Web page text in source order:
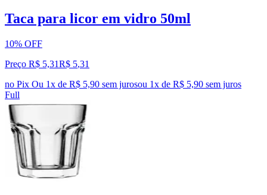
Taca para licor em vidro 50ml
10% OFF
Preço R$ 5,31R$ 5,31
no Pix Ou 1x de R$ 5,90 sem jurosou 1x de R$ 5,90 sem juros
Full